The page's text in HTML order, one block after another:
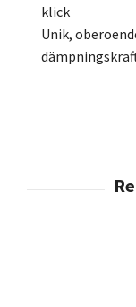
klick
Unik,